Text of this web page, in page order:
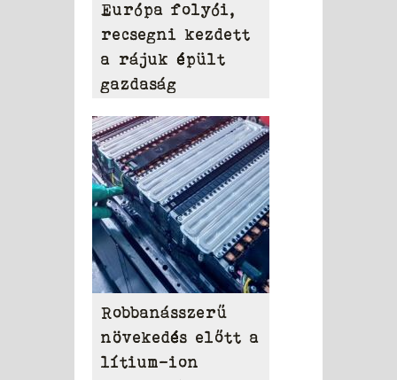
Európa folyói,
recsegni kezdett
a rájuk épült
gazdaság
Robbanásszerű
növekedés előtt a
lítium-ion